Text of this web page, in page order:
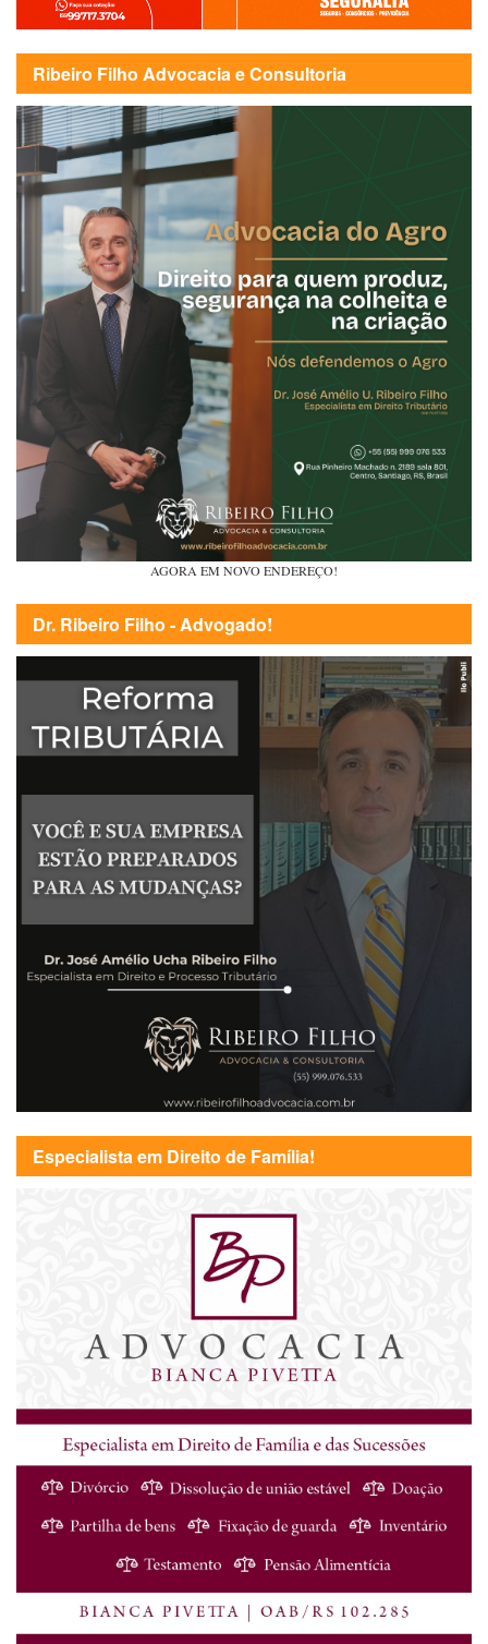
Ribeiro Filho Advocacia e Consultoria
AGORA EM NOVO ENDEREÇO!
Dr. Ribeiro Filho - Advogado!
Especialista em Direito de Família!